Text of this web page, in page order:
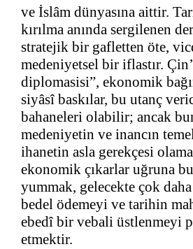
ve İslâm dünyasına aittir.
kırılma anında sergilenen
stratejik bir gafletten öte,
medeniyetsel bir iflastır.
diplomasisi”, ekonomik
siyâsî baskılar, bu utanç
bahaneleri olabilir; ancak
medeniyetin ve inancın
ihanetin asla gerekçesi
ekonomik çıkarlar uğruna
yummak, gelecekte çok
bedel ödemeyi ve tarihin
ebedî bir vebali üstlenmeyi
etmektir.